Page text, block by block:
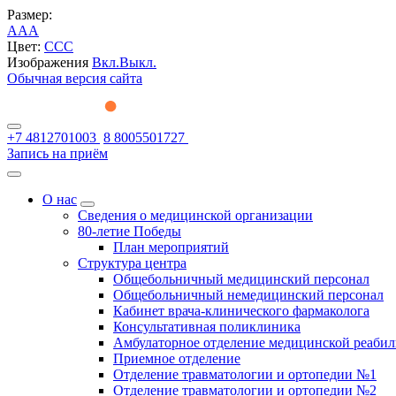
Размер:
AAA
Цвет: CCC
Изображения Вкл.Выкл.
Обычная версия сайта
+7 4812701003 8 8005501727
Запись на приём
О нас
Сведения о медицинской организации
80-летие Победы
План мероприятий
Структура центра
Общебольничный медицинский персонал
Общебольничный немедицинский персонал
Кабинет врача-клинического фармаколога
Консультативная поликлиника
Амбулаторное отделение медицинской
Приемное отделение
Отделение травматологии и ортопедии №1
Отделение травматологии и ортопедии №2